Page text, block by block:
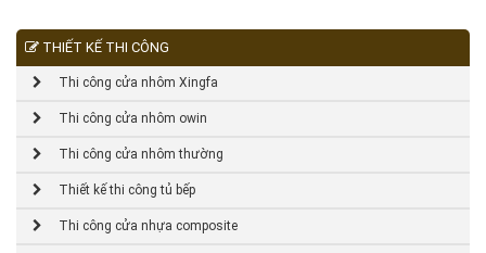
THIẾT KẾ THI CÔNG
Thi công cửa nhôm Xingfa
Thi công cửa nhôm owin
Thi công cửa nhôm thường
Thiết kế thi công tủ bếp
Thi công cửa nhựa composite